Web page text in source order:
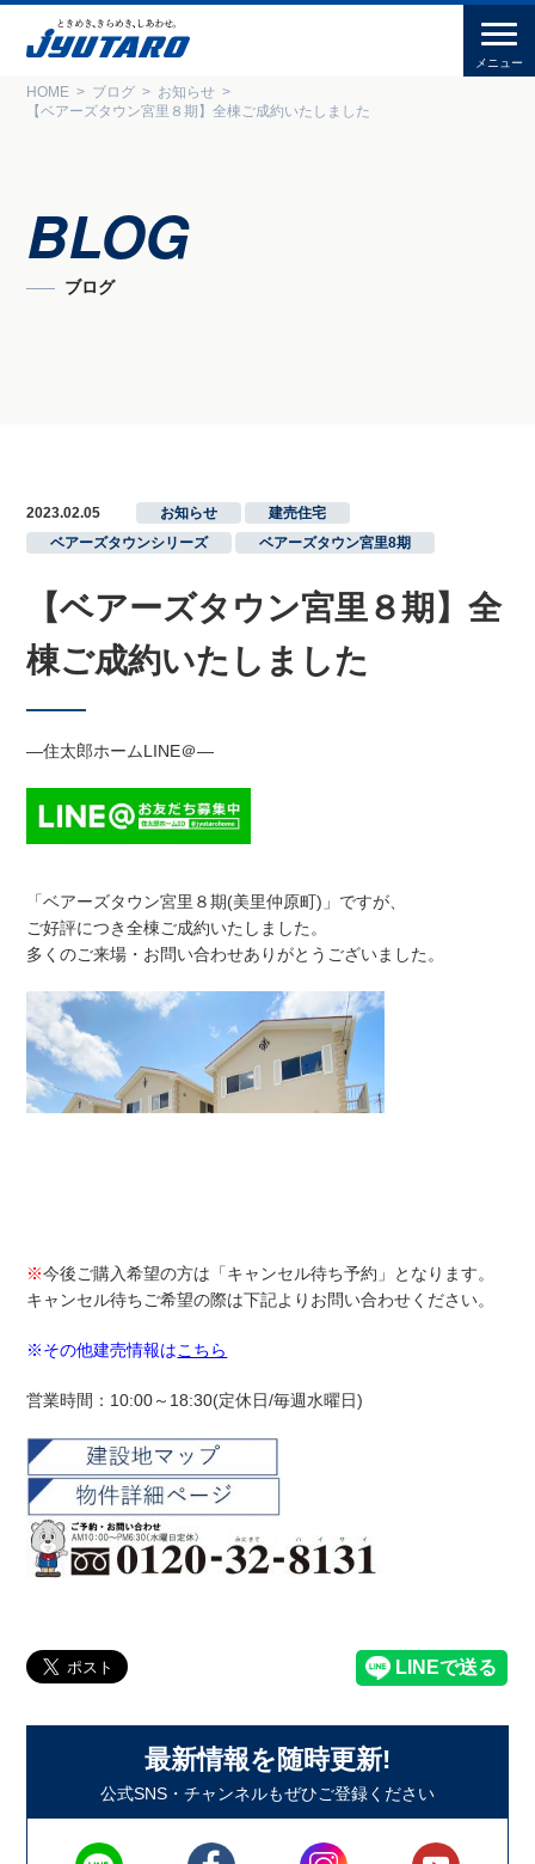
HOME ブログ
お知らせ
【ベアーズタウン宮里８期】全棟ご成約いたしました
BLOG
ブログ
2023.02.05 お知らせ 建売住宅
ベアーズタウンシリーズ
ベアーズタウン宮里8期
【ベアーズタウン宮里８期】全
棟ご成約いたしました
―住太郎ホームLINE＠―
「ベアーズタウン宮里８期(美里仲原町) 」ですが、
ご好評につき全棟ご成約いたしました。
多くのご来場・お問い合わせありがとうございました。
※今後ご購入希望の方は「キャンセル待ち予約」となります。
キャンセル待ちご希望の際は下記よりお問い合わせください。
※その他建売情報はこちら
営業時間：10:00～18:30(定休日/毎週水曜日)
最新情報を随時更新!
公式SNS・チャンネルもぜひご登録ください